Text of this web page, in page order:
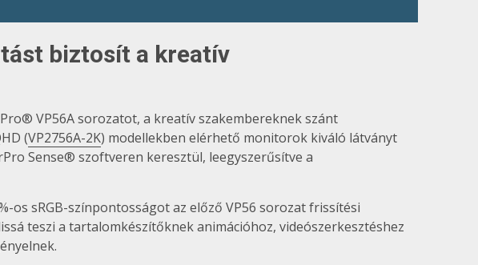
biztosít a kreatív
VP56A sorozatot, a kreatív szakembereknek szánt
(VP2756A-2K) modellekben elérhető monitorok kiváló látványt
Sense® szoftveren keresztül, leegyszerűsítve a
os sRGB-színpontosságot az előző VP56 sorozat frissítési
teszi a tartalomkészítőknek animációhoz, videószerkesztéshez